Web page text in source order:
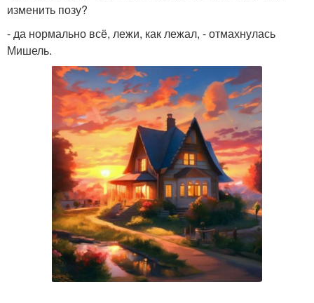
изменить позу?
- да нормально всё, лежи, как лежал, - отмахнулась
Мишель.